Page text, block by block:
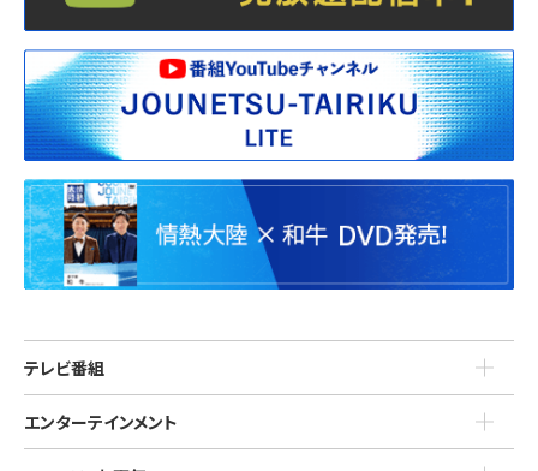
テレビ番組
エンターテインメント